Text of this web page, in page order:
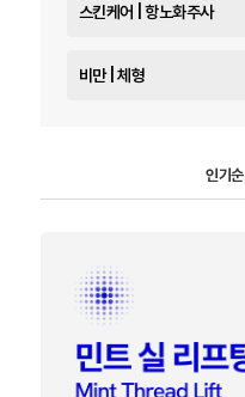
스킨케어 | 항노화주사
비만 | 체형
인기순